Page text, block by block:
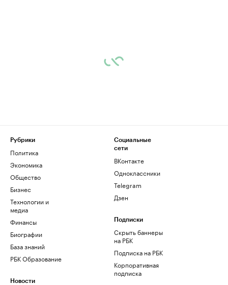
Рубрики
Политика
Экономика
Общество
Бизнес
Технологии и
медиа
Финансы
Биографии
База знаний
РБК Образование
Новости
Социальные
сети
ВКонтакте
Одноклассники
Telegram
Дзен
Подписки
Скрыть баннеры
на РБК
Подписка на РБК
Корпоративная
подписка